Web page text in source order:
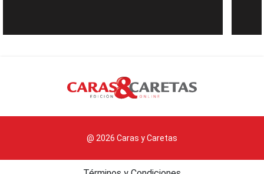
@ 2026 Caras y Caretas